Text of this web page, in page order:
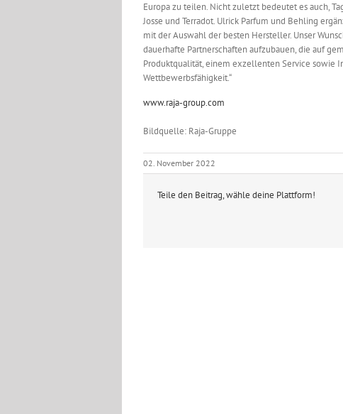
Europa zu teilen. Nicht zuletzt bedeutet es auch,
Josse und Terradot. Ulrick Parfum und Behling
mit der Auswahl der besten Hersteller. Unser
dauerhafte Partnerschaften aufzubauen, die auf
Produktqualität, einem exzellenten Service sowie
Wettbewerbsfähigkeit.“
www.raja-group.com
Bildquelle: Raja-Gruppe
02. November 2022
Teile den Beitrag, wähle deine Plattform!